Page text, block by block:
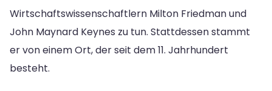
Wirtschaftswissenschaftlern Milton Friedman und
John Maynard Keynes zu tun. Stattdessen stammt
er von einem Ort, der seit dem 11. Jahrhundert
besteht.